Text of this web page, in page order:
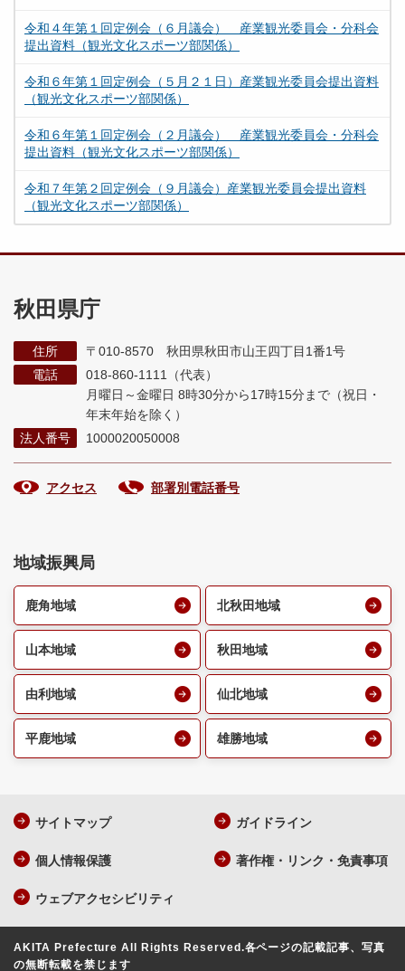
令和４年第１回定例会（６月議会） 産業観光委員会・分科会
提出資料（観光文化スポーツ部関係）
令和６年第１回定例会（５月２１日）産業観光委員会提出資料
（観光文化スポーツ部関係）
令和６年第１回定例会（２月議会） 産業観光委員会・分科会
提出資料（観光文化スポーツ部関係）
令和７年第２回定例会（９月議会）産業観光委員会提出資料
（観光文化スポーツ部関係）
秋田県庁
住所
〒010-8570 秋田県秋田市山王四丁目1番1号
電話
018-860-1111（代表）
月曜日～金曜日 8時30分から17時15分まで （祝日・
年末年始を除く）
法人番号
1000020050008
アクセス 部署別電話番号
地域振興局
鹿角地域 北秋田地域
山本地域 秋田地域
由利地域 仙北地域
平鹿地域 雄勝地域
サイトマップ ガイドライン
個人情報保護 著作権・リンク・免責事項
ウェブアクセシビリティ
AKITA Prefecture All Rights Reserved.各ページの記載記事、写真
の無断転載を禁じます